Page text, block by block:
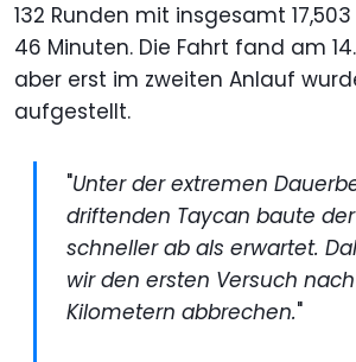
132 Runden mit insgesamt
46 Minuten. Die Fahrt fand am
aber erst im zweiten Anlauf
aufgestellt.
"Unter der extremen
driftenden Taycan baute
schneller ab als erwartet.
wir den ersten Versuch nach
Kilometern abbrechen."